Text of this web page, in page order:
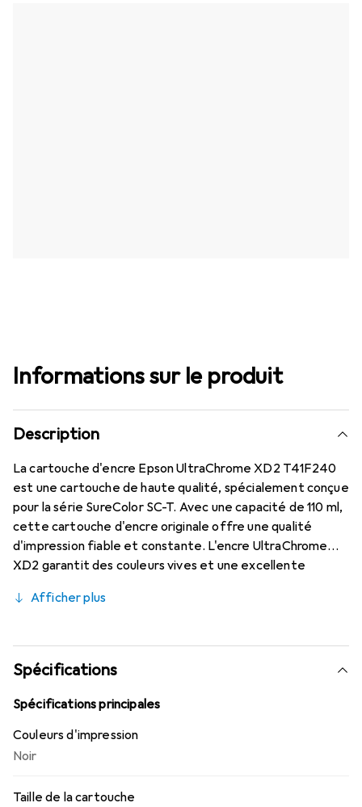
Informations sur le produit
Description
La cartouche d'encre Epson UltraChrome XD2 T41F240
est une cartouche de haute qualité, spécialement conçue
pour la série SureColor SC-T. Avec une capacité de 110 ml,
cette cartouche d'encre originale offre une qualité
d'impression fiable et constante. L'encre UltraChrome
XD2 garantit des couleurs vives et une excellente
applications professionnelles dans le domaine du design
L'encre est résistante à l'eau et à la lumière, ce qui
augmente la durabilité des impressions. L'installation
facile et la compatibilité avec plusieurs modèles de la
série SureColor SC-T font de cette cartouche un choix
la qualité et à la fiabilité.
Afficher plus
Spécifications
Spécifications principales
Couleurs d'impression
Noir
Taille de la cartouche